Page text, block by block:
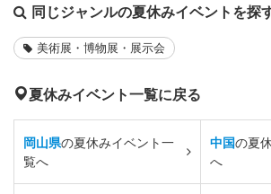
同じジャンルの夏休みイベントを探
美術展・博物展・展示会
夏休みイベント一覧に戻る
岡山県の夏休みイベント一
覧へ
中国の夏
へ